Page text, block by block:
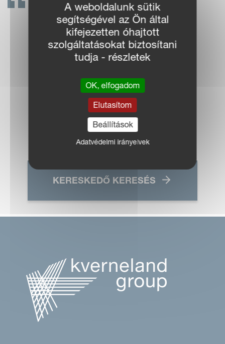
VEGYE FEL A
KAPCSOLATOT
VELÜNK!
A VICON
MÁRKAKERESKEDŐK
KÉSZEN ÁLLNAK
TÁMOGATNI ÖNT
KERESKEDŐ KERESÉS
A weboldalunk sütik
segítségével az Ön által
kifejezetten óhajtott
szolgáltatásokat biztosítani
tudja - részletek
OK, elfogadom
Elutasítom
Beállítások
Adatvédelmi irányelvek